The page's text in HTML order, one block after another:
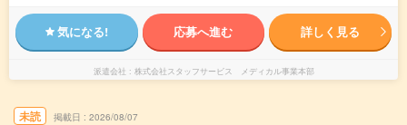
気になる! 応募へ進む 詳しく見る
派遣会社 株式会社スタッフサービス メディカル事業本部
未読 掲載日 2026/08/07